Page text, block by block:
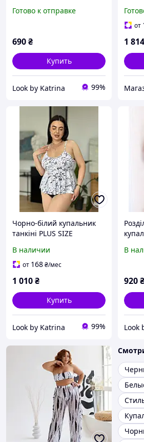
Готово к отправке
690₴
Купить
Look by Katrina 99%
от
1 814
Чорно-білий купальник
танкіні PLUS SIZE
В наличии
от 168₴/мес
1 010₴
Купить
Look by Katrina 99%
В
920₴
Look